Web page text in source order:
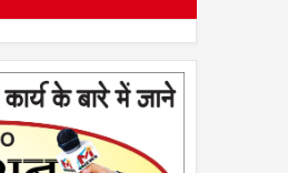
पाठ होगा और भी